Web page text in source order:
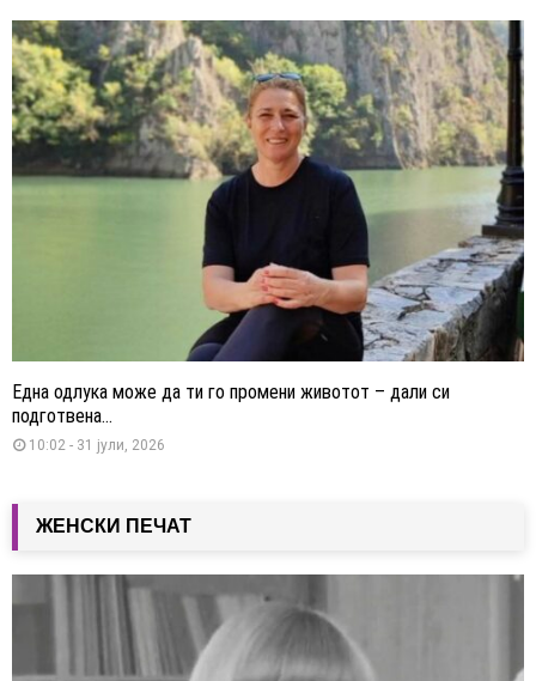
Една одлука може да ти го промени животот – дали си
подготвена...
10:02 - 31 јули, 2026
ЖЕНСКИ ПЕЧАТ